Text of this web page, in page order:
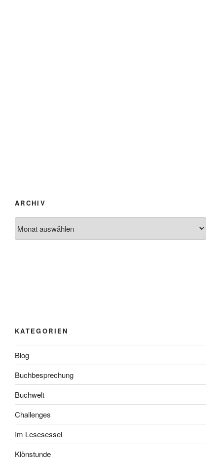
ARCHIV
KATEGORIEN
Blog
Buchbesprechung
Buchwelt
Challenges
Im Lesesessel
Klönstunde